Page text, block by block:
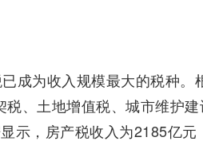
成为收入规模最大的税种
、土地增值税、城市维护
示，房产税收入为2185亿元